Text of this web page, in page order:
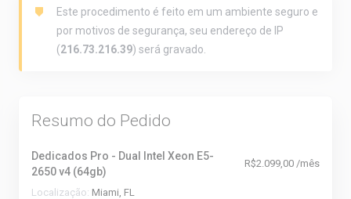
Este procedimento é feito em um ambiente seguro e
por motivos de segurança, seu endereço de IP
(216.73.216.39) será gravado.
Resumo do Pedido
Dedicados Pro - Dual Intel Xeon E5-
2650 v4 (64gb)
R$2.099,00 /mês
Localização: Miami, FL